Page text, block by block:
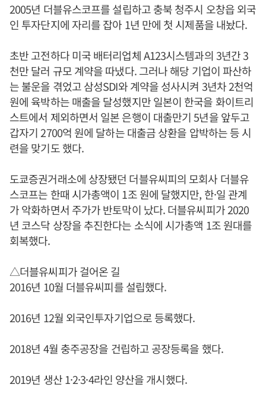
2005년 더블유스코프를 설립하고 충북 청주시 오창읍 외국
인 투자단지에 자리를 잡아 1년 만에 첫 시제품을 내놨다.
초반 고전하다 미국 배터리업체 A123시스템과의 3년간 3
천만 달러 규모 계약을 따냈다. 그러나 해당 기업이 파산하
는 불운을 겪었고 삼성SDI와 계약을 성사시켜 3년차 2천억
원에 육박하는 매출을 달성했지만 일본이 한국을 화이트리
스트에서 제외하면서 일본 은행이 대출만기 5년을 앞두고
갑자기 2700억 원에 달하는 대출금 상환을 압박하는 등 시
련을 맞기도 했다.
도쿄증권거래소에 상장됐던 더블유씨피의 모회사 더블유
스코프는 한때 시가총액이 1조 원에 달했지만, 한·일 관계
가 악화하면서 주가가 반토막이 났다. 더블유씨피가 2020
년 코스닥 상장을 추진한다는 소식에 시가총액 1조 원대를
회복했다.
△더블유씨피가 걸어온 길
2016년 10월 더블유씨피를 설립했다.
2016년 12월 외국인투자기업으로 등록했다.
2018년 4월 충주공장을 건립하고 공장등록을 했다.
2019년 생산 1·2·3·4라인 양산을 개시했다.